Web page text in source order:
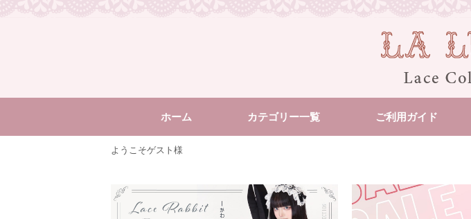
ホーム カテゴリー一覧 ご利用ガイド
ようこそゲスト様